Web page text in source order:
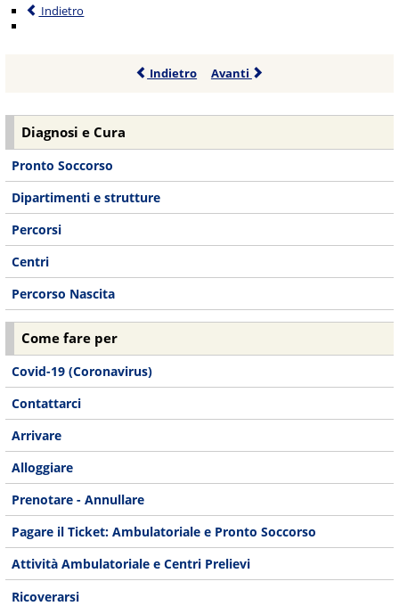
Indietro
Indietro Avanti
Diagnosi e Cura
Pronto Soccorso
Dipartimenti e strutture
Percorsi
Centri
Percorso Nascita
Come fare per
Covid-19 (Coronavirus)
Contattarci
Arrivare
Alloggiare
Prenotare - Annullare
Pagare il Ticket: Ambulatoriale e Pronto Soccorso
Attività Ambulatoriale e Centri Prelievi
Ricoverarsi